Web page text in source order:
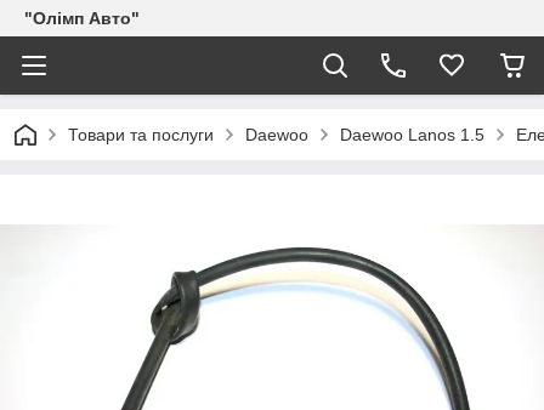
"Олімп Авто"
Товари та послуги Daewoo Daewoo Lanos 1.5